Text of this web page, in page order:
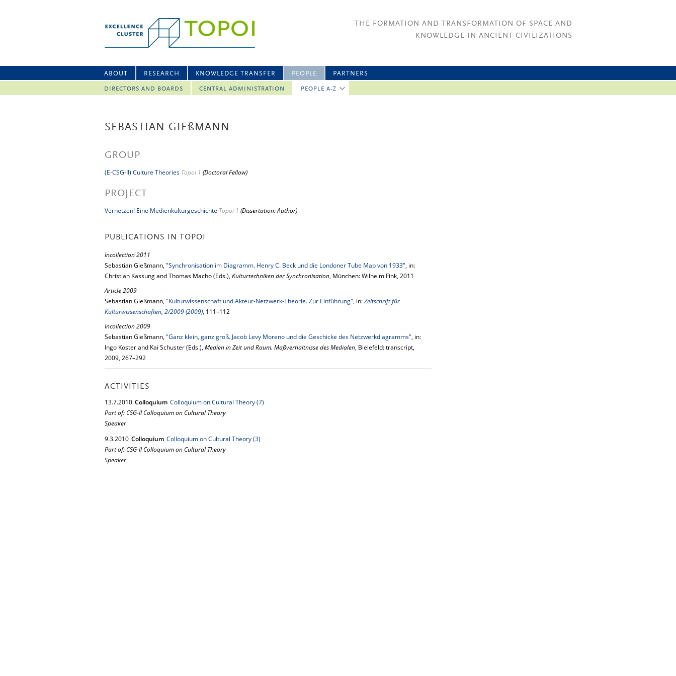
THE FORMATION AND TRANSFORMATION OF SPACE AND
KNOWLEDGE IN ANCIENT CIVILIZATIONS
ABOUT RESEARCH KNOWLEDGE TRANSFER PEOPLE
DIRECTORS AND BOARDS CENTRAL ADMINISTRATION PEOPLE A-Z
PARTNERS
SEBASTIAN GIEßMANN
GROUP
(E-CSG-II) Culture Theories Topoi 1 (Doctoral Fellow)
PROJECT
Vernetzen! Eine Medienkulturgeschichte Topoi 1 (Dissertation: Author)
PUBLICATIONS IN TOPOI
Incollection 2011
Sebastian Gießmann, "Synchronisation im Diagramm. Henry C. Beck und die Londoner Tube Map von 1933", in:
Christian Kassung and Thomas Macho (Eds.), Kulturtechniken der Synchronisation, München: Wilhelm Fink, 2011
Article 2009
Sebastian Gießmann, "Kulturwissenschaft und Akteur-Netzwerk-Theorie. Zur Einführung", in:Zeitschrift für
Kulturwissenschaften, 2/2009 (2009), 111–112
Incollection 2009
Sebastian Gießmann, "Ganz klein, ganz groß. Jacob Levy Moreno und die Geschicke des Netzwerkdiagramms", in:
Ingo Köster and Kai Schuster (Eds.), Medien in Zeit und Raum. Maßverhältnisse des Medialen, Bielefeld: transcript,
2009, 267–292
ACTIVITIES
13.7.2010 Colloquium Colloquium on Cultural Theory (7)
Part of: CSG-II Colloquium on Cultural Theory
Speaker
9.3.2010 Colloquium Colloquium on Cultural Theory (3)
Part of: CSG-II Colloquium on Cultural Theory
Speaker